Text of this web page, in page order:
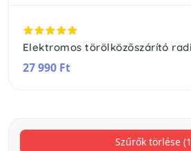
Szűrők törlése
Elektromos törölközőszárító
27 990 Ft